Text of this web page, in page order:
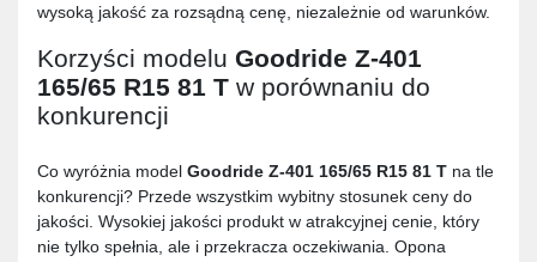
wysoką jakość za rozsądną cenę, niezależnie od warunków.
Korzyści modelu Goodride Z-401
165/65 R15 81 T w porównaniu do
konkurencji
Co wyróżnia model Goodride Z-401 165/65 R15 81 T na tle
konkurencji? Przede wszystkim wybitny stosunek ceny do
jakości. Wysokiej jakości produkt w atrakcyjnej cenie, który
nie tylko spełnia, ale i przekracza oczekiwania. Opona